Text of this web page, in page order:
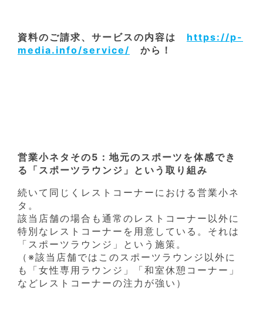
資料のご請求、サービスの内容は https://p-
media.info/service/ から！
営業小ネタその5：地元のスポーツを体感でき
る「スポーツラウンジ」という取り組み
続いて同じくレストコーナーにおける営業小ネ
タ。
該当店舗の場合も通常のレストコーナー以外に
特別なレストコーナーを用意している。それは
「スポーツラウンジ」という施策。
（※該当店舗ではこのスポーツラウンジ以外に
も「女性専用ラウンジ」「和室休憩コーナー」
などレストコーナーの注力が強い）